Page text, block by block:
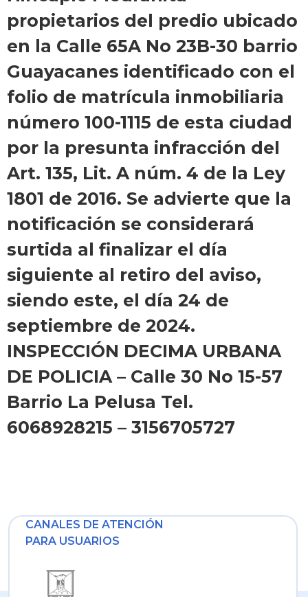
propietarios del predio ubicado
en la Calle 65A No 23B-30 barrio
Guayacanes identificado con el
folio de matrícula inmobiliaria
número 100-1115 de esta ciudad
por la presunta infracción del
Art. 135, Lit. A núm. 4 de la Ley
1801 de 2016. Se advierte que la
notificación se considerará
surtida al finalizar el día
siguiente al retiro del aviso,
siendo este, el día 24 de
septiembre de 2024.
INSPECCIÓN DECIMA URBANA
DE POLICIA – Calle 30 No 15-57
Barrio La Pelusa Tel.
6068928215 – 3156705727
CANALES DE ATENCIÓN
PARA USUARIOS